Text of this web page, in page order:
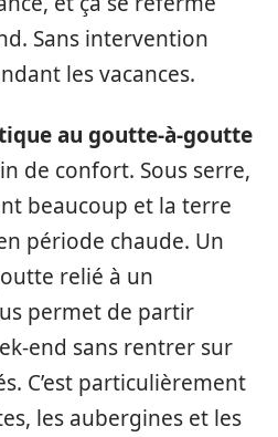
Sans intervention
les vacances.
au goutte-à-goutte
de confort. Sous serre,
beaucoup et la terre
période chaude. Un
relié à un
permet de partir
end sans rentrer sur
C’est particulièrement
les aubergines et les